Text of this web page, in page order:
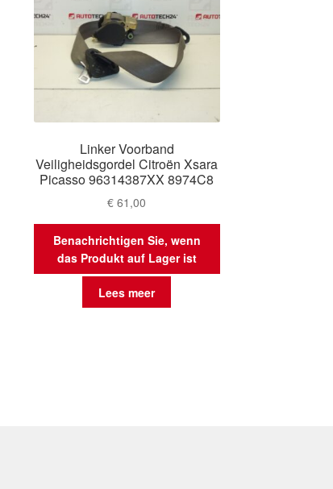
Linker Voorband
Veiligheidsgordel Citroën Xsara
Picasso 96314387XX 8974C8
€ 61,00
Benachrichtigen Sie, wenn
das Produkt auf Lager ist
Lees meer